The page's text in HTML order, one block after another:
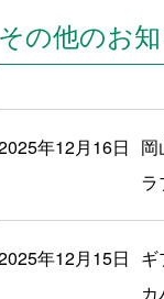
その他のお
年12月16日 岡
ラ
年12月15日
カ